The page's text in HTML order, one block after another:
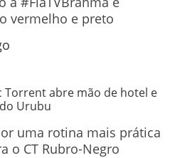
vermelho e preto
Torrent abre mão de hotel e
Urubu
uma rotina mais prática
o CT Rubro-Negro